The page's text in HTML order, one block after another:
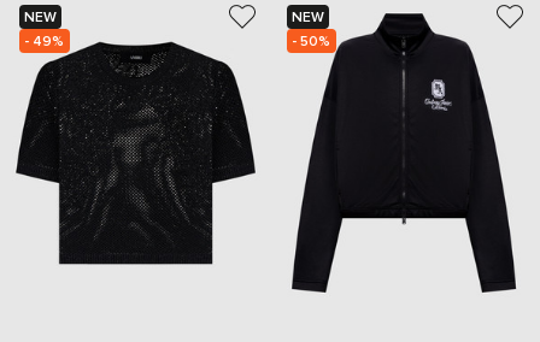
NEW
- 49%
NEW
- 50%